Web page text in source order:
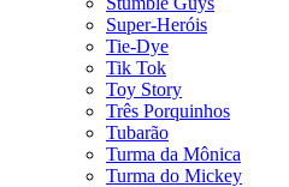
Super-Heróis
Tie-Dye
Tik Tok
Toy Story
Três Porquinhos
Tubarão
Turma da Mônica
Turma do Mickey